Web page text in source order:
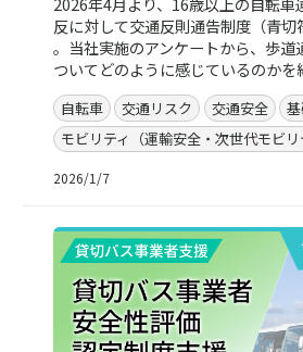
反に対して交通反則通告制度（青
。当社実施のアンケートから、歩道
ついてどのように感じているのかを
自転車 交通リスク 交通安全
モビリティ（運輸安全・次世代モビリ
2026/1/7